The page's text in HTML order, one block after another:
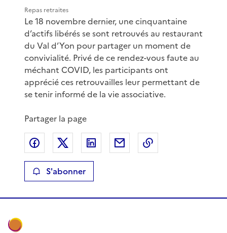
Repas retraites
Le 18 novembre dernier, une cinquantaine
d’actifs libérés se sont retrouvés au restaurant
du Val d’Yon pour partager un moment de
convivialité. Privé de ce rendez-vous faute au
méchant COVID, les participants ont
apprécié ces retrouvailles leur permettant de
se tenir informé de la vie associative.
Partager la page
Partager sur Facebook
Partager sur XPartager sur LinkedIn
Partager par email
S'abonner